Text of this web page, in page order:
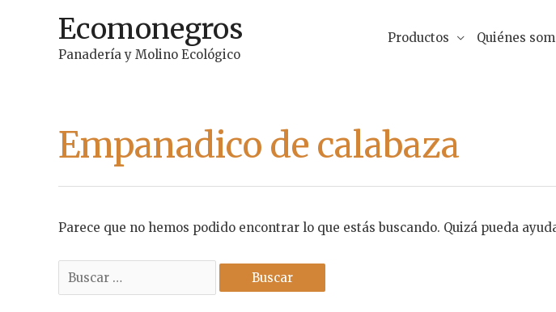
contenido
Ecomonegros
Panadería y Molino Ecológico
Productos Quiénes
Empanadico de calabaza
Parece que no hemos podido encontrar lo que estás buscando. Quizá pueda
Buscar
por: